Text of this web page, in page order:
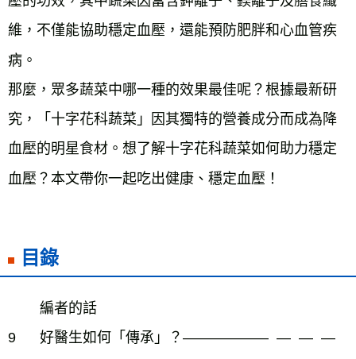
維，不僅能協助穩定血壓，還能預防肥胖和心血管疾
病。
那麼，眾多蔬菜中哪一種的效果最佳呢？根據最新研
究，「十字花科蔬菜」因其獨特的營養成分而成為降
血壓的明星食材。想了解十字花科蔬菜如何助力穩定
血壓？本文帶你一起吃出健康、穩定血壓！
目錄
編者的話
9
好醫生如何「傳承」？―――――― ― ― ―